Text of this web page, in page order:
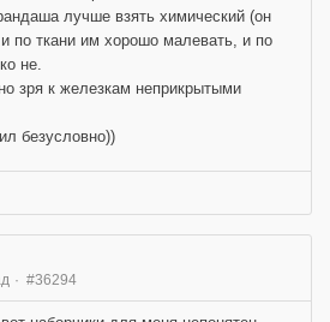
лучше взять химический (он
по ткани им хорошо малевать, и по
не.
зря к железкам неприкрытыми
безусловно))
#36294